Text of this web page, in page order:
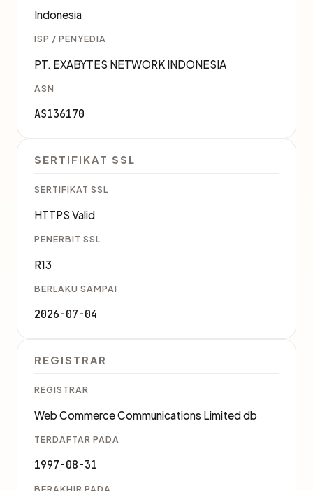
Indonesia
ISP / PENYEDIA
PT. EXABYTES NETWORK INDONESIA
ASN
AS136170
SERTIFIKAT SSL
SERTIFIKAT SSL
HTTPS Valid
PENERBIT SSL
R13
BERLAKU SAMPAI
2026-07-04
REGISTRAR
REGISTRAR
Web Commerce Communications Limited db
TERDAFTAR PADA
1997-08-31